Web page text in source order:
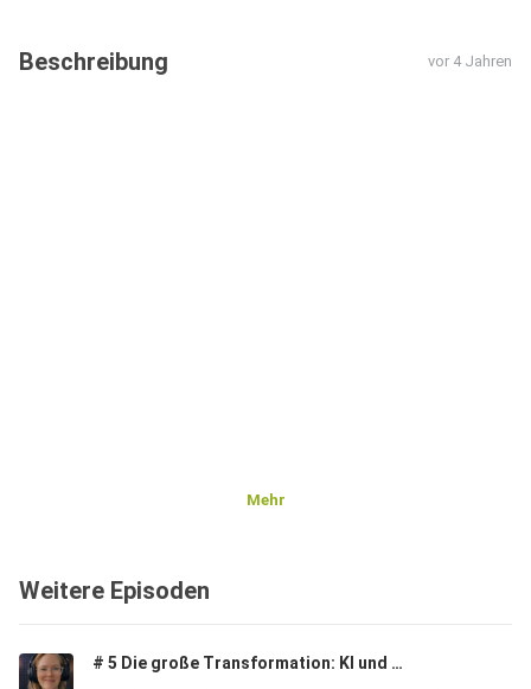
Beschreibung vor 4 Jahren
Mehr
Weitere Episoden
# 5 Die große Transformation: KI und Menschheit - ein Update